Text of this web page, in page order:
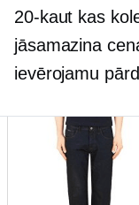
20-kaut kas
jāsamazina
ievērojamu